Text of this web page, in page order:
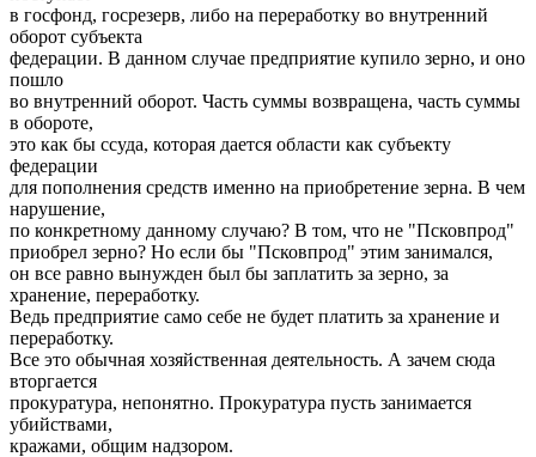
в госфонд, госрезерв, либо на переработку во внутренний
оборот субъекта
федерации. В данном случае предприятие купило зерно, и оно
пошло
во внутренний оборот. Часть суммы возвращена, часть суммы
в обороте,
это как бы ссуда, которая дается области как субъекту
федерации
для пополнения средств именно на приобретение зерна. В чем
нарушение,
по конкретному данному случаю? В том, что не "Псковпрод"
приобрел зерно? Но если бы "Псковпрод" этим занимался,
он все равно вынужден был бы заплатить за зерно, за
хранение, переработку.
Ведь предприятие само себе не будет платить за хранение и
переработку.
Все это обычная хозяйственная деятельность. А зачем сюда
вторгается
прокуратура, непонятно. Прокуратура пусть занимается
убийствами,
кражами, общим надзором.